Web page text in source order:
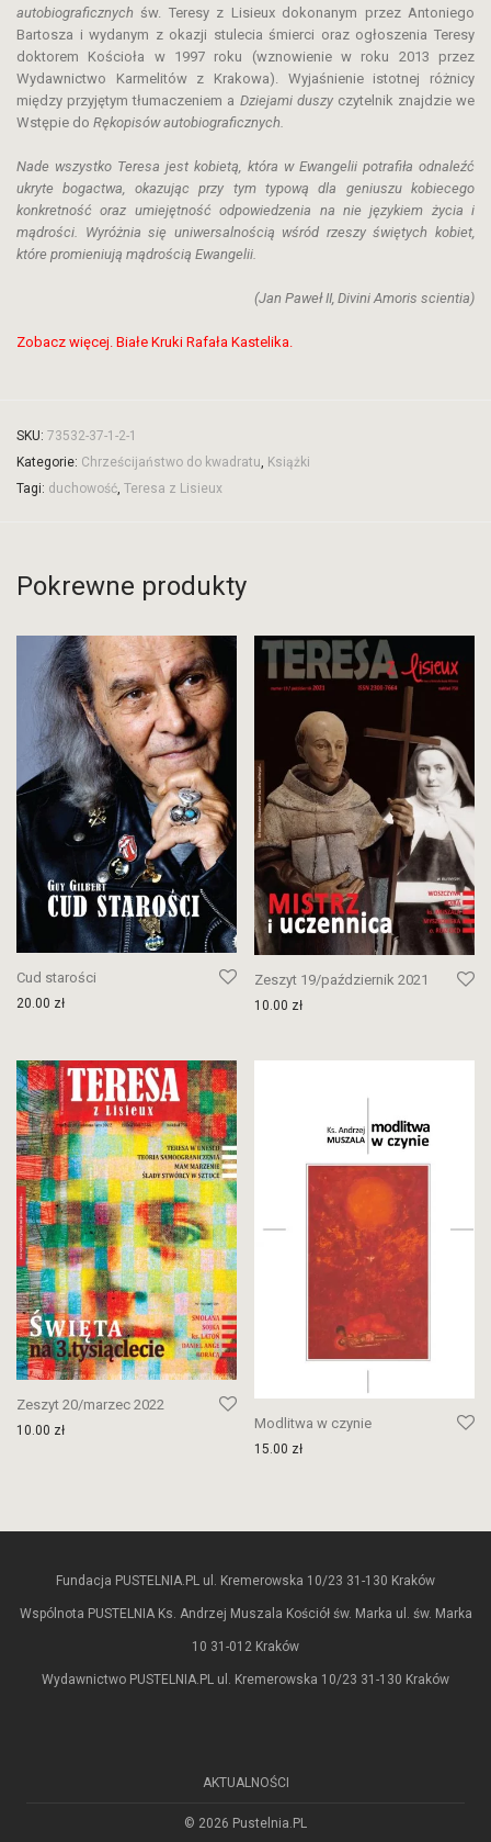
autobiograficznych św. Teresy z Lisieux dokonanym przez Antoniego
Bartosza i wydanym z okazji stulecia śmierci oraz ogłoszenia Teresy
doktorem Kościoła w 1997 roku (wznowienie w roku 2013 przez
Wydawnictwo Karmelitów z Krakowa). Wyjaśnienie istotnej różnicy
między przyjętym tłumaczeniem a Dziejami duszyczytelnik znajdzie we
Wstępie do Rękopisów autobiograficznych.
Nade wszystko Teresa jest kobietą, która w Ewangelii potrafiła odnaleźć
ukryte bogactwa, okazując przy tym typową dla geniuszu kobiecego
konkretność oraz umiejętność odpowiedzenia na nie językiem życia i
mądrości. Wyróżnia się uniwersalnością wśród rzeszy świętych kobiet,
które promieniują mądrością Ewangelii.
(Jan Paweł II, Divini Amoris scientia)
Zobacz więcej. Białe Kruki Rafała Kastelika.
SKU: 73532-37-1-2-1
Kategorie: Chrześcijaństwo do kwadratu, Książki
Tagi: duchowość, Teresa z Lisieux
Pokrewne produkty
Cud starości
20.00 zł
Zeszyt 19/październik 2021
10.00 zł
Zeszyt 20/marzec 2022
10.00 zł Modlitwa w czynie
15.00 zł
Fundacja PUSTELNIA.PL ul. Kremerowska 10/23 31-130 Kraków
Wspólnota PUSTELNIA Ks. Andrzej Muszala Kościół św. Marka ul. św. Marka
10 31-012 Kraków
Wydawnictwo PUSTELNIA.PL ul. Kremerowska 10/23 31-130 Kraków
AKTUALNOŚCI
© 2026 Pustelnia.PL